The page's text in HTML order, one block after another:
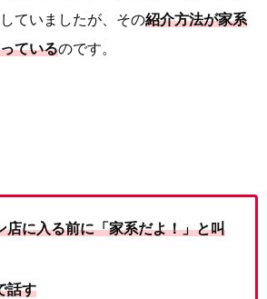
ていましたが、その紹介方法が家系
ているのです。
店に入る前に「家系だよ！」と叫
話す